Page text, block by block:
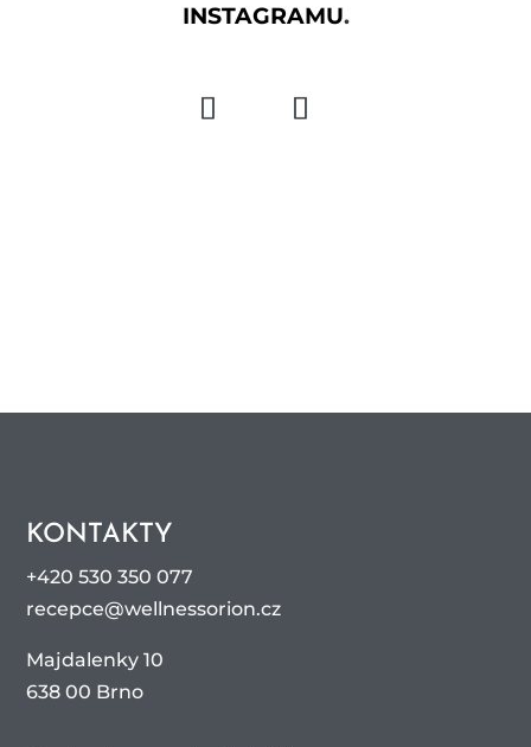
INSTAGRAMU.
KONTAKTY
+420 530 350 077
recepce@wellnessorion.cz
Majdalenky 10
638 00 Brno